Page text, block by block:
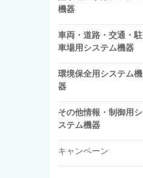
機器
車両・道路・交通・駐
車場用システム機器
環境保全用システム機
器
その他情報・制御用シ
ステム機器
キャンペーン